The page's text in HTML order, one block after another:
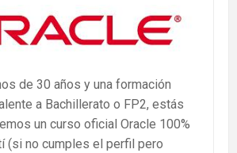
de 30 años y una formación
a Bachillerato o FP2, estás
un curso oficial Oracle 100%
(si no cumples el perfil pero